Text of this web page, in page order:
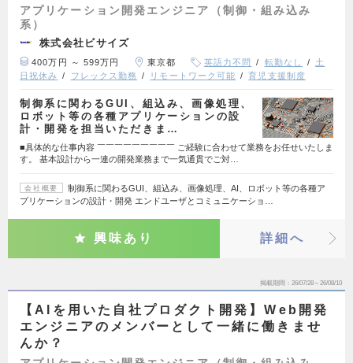
アプリケーション開発エンジニア（制御・組み込み
系）
株式会社ビサイズ
400万円 ～ 599万円 東京都 英語力不問 転勤なし
土
日祝休み
フレックス勤務 リモートワーク可能 育児支援制度
制御系に関わるGUI、組込み、画像処理、
ロボット等の各種アプリケーションの設
計・開発を担当いただきま…
■具体的な仕事内容 ￣￣￣￣￣￣￣￣￣ ご経験に合わせて業務をお任せいたしま
す。 基本設計から一連の開発業務まで一気通貫でご対…
会社概要
制御系に関わるGUI、組込み、画像処理、AI、ロボット等の各種ア
プリケーションの設計・開発 エンドユーザとコミュニケーショ…
興味あり 詳細へ
掲載期間 26/07/28～26/08/10
【AIを用いた自社プロダクト開発】Web開発
エンジニアのメンバーとして一緒に働きませ
んか？